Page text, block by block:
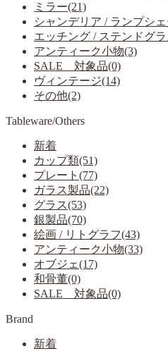
ミラー(21)
シャンデリア / ランプシ
エッチング / ステンドグ
アンティーク小物(3)
SALE 対象品(0)
ヴィンテージ(14)
その他(2)
Tableware/Others
新着
カップ類(51)
プレート(77)
ガラス製品(22)
グラス(53)
銀製品(70)
絵画 / リトグラフ(43)
アンティーク小物(33)
オブジェ(17)
和骨董(0)
SALE 対象品(0)
Brand
新着